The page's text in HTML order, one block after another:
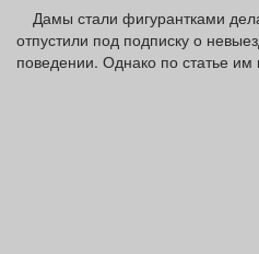
Дамы стали фигурантками
отпустили под подписку о
поведении. Однако по статье им